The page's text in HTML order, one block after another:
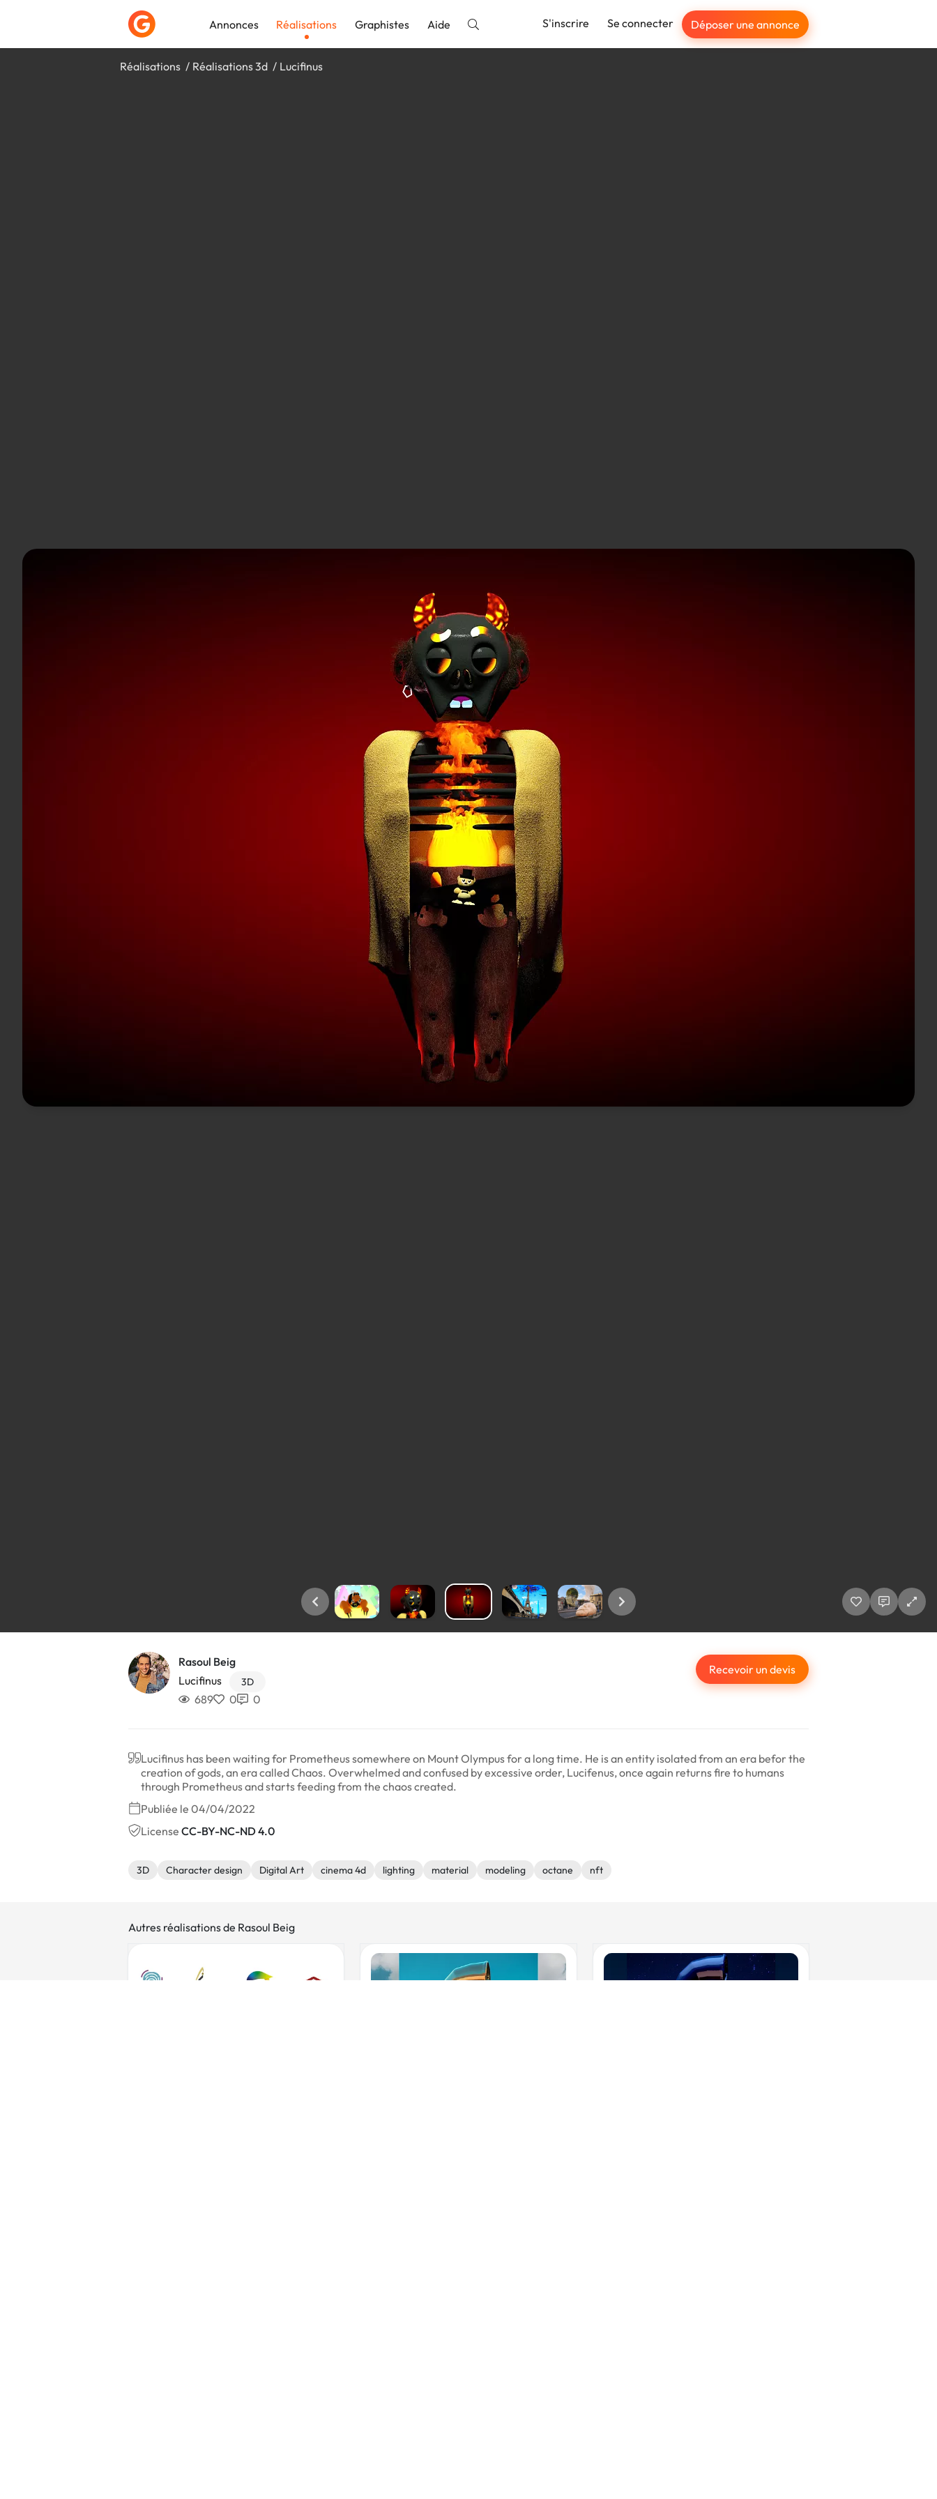
Annonces Réalisations Graphistes Aide S'inscrire Se connecter Déposer une annonce
Réalisations Réalisations 3d Lucifinus
Rasoul Beig
Lucifinus
3D
689 0 0
Recevoir un devis
Lucifinus has been waiting for Prometheus somewhere on Mount Olympus for a long time. He is an entity isolated from an era befor the
creation of gods, an era called Chaos. Overwhelmed and confused by excessive order, Lucifenus, once again returns fire to humans
through Prometheus and starts feeding from the chaos created.
Publiée le 04/04/2022
License CC-BY-NC-ND 4.0
3D Character design Digital Art cinema 4d lighting material modeling octane nft
Autres réalisations de Rasoul Beig